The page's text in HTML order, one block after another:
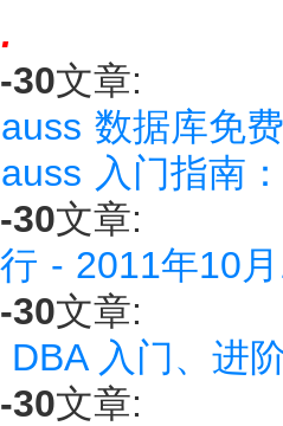
30文章:
数据库免
入门指南
30文章:
- 2011年10
30文章:
入门、进
30文章: